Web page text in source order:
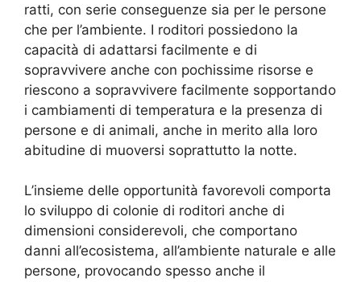
ratti, con serie conseguenze sia per le persone
che per l’ambiente. I roditori possiedono la
capacità di adattarsi facilmente e di
sopravvivere anche con pochissime risorse e
riescono a sopravvivere facilmente sopportando
i cambiamenti di temperatura e la presenza di
persone e di animali, anche in merito alla loro
abitudine di muoversi soprattutto la notte.
L’insieme delle opportunità favorevoli comporta
lo sviluppo di colonie di roditori anche di
dimensioni considerevoli, che comportano
danni all’ecosistema, all’ambiente naturale e alle
persone, provocando spesso anche il